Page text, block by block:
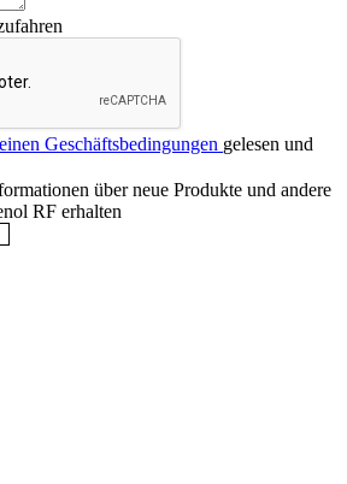
Geschäftsbedingungen gelesen und
über neue Produkte und andere
RF erhalten